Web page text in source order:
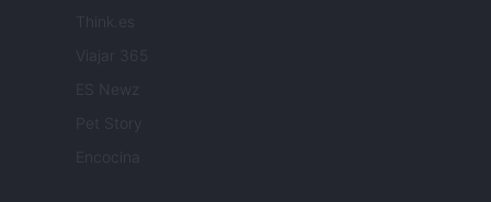
Think.es
Viajar 365
ES Newz
Encocina